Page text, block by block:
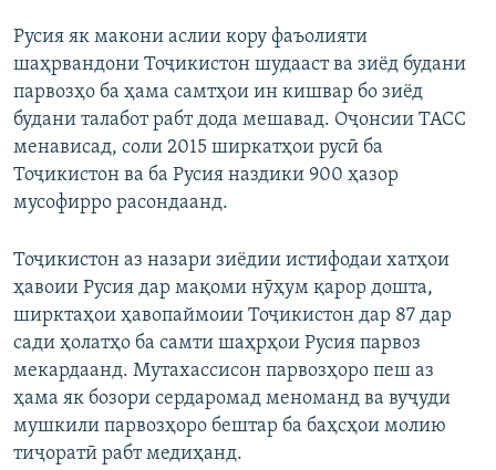
Русия як макони аслии кору фаъолияти
шаҳрвандони Тоҷикистон шудааст ва зиёд будани
парвозҳо ба ҳама самтҳои ин кишвар бо зиёд
будани талабот рабт дода мешавад. Оҷонсии ТАСС
менависад, соли 2015 ширкатҳои русӣ ба
Тоҷикистон ва ба Русия наздики 900 ҳазор
мусофирро расондаанд.
Тоҷикистон аз назари зиёдии истифодаи хатҳои
ҳавоии Русия дар мақоми нӯҳум қарор дошта,
ширктаҳои ҳавопаймоии Тоҷикистон дар 87 дар
сади ҳолатҳо ба самти шаҳрҳои Русия парвоз
мекардаанд. Мутахассисон парвозҳоро пеш аз
ҳама як бозори сердаромад меноманд ва вуҷуди
мушкили парвозҳоро бештар ба баҳсҳои молию
тиҷоратӣ рабт медиҳанд.